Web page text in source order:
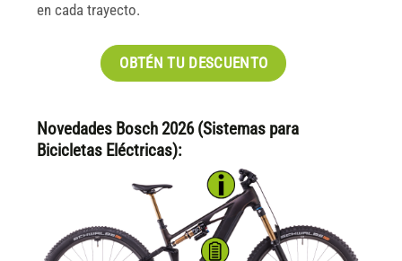
en cada trayecto.
OBTÉN TU DESCUENTO
Novedades Bosch 2026 (Sistemas para
Bicicletas Eléctricas):